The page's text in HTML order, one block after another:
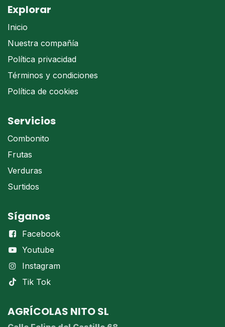
Explorar
Inicio
Nuestra compañía
Política privacidad
Términos y condiciones
Política de cookies
Servicios
Combonito
Frutas
Verduras
Surtidos
Síganos
Facebook
Youtube
Instagram
Tik Tok
AGRÍCOLAS NITO SL